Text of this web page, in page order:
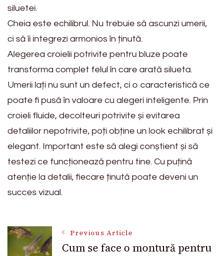
siluetei.
Cheia este echilibrul. Nu trebuie să ascunzi umerii,
ci să îi integrezi armonios în ținută.
Alegerea croielii potrivite pentru bluze poate
transforma complet felul în care arată silueta.
Umerii lați nu sunt un defect, ci o caracteristică ce
poate fi pusă în valoare cu alegeri inteligente. Prin
croieli fluide, decolteuri potrivite și evitarea
detaliilor nepotrivite, poți obține un look echilibrat și
elegant. Important este să alegi conștient și să
testezi ce funcționează pentru tine. Cu puțină
atenție la detalii, fiecare ținută poate deveni un
succes vizual.
Post
Previous Article
Cum se face o montură pentru